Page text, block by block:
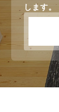
します。